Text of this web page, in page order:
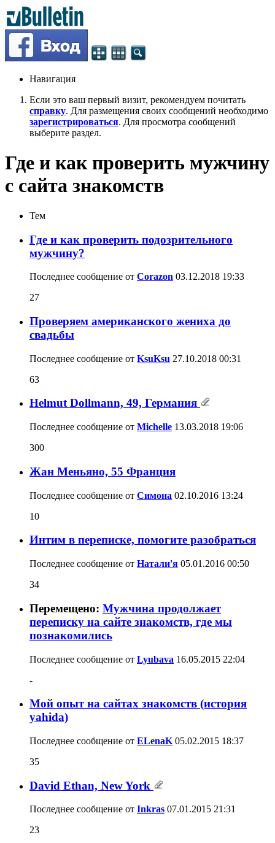
Навигация
Если это ваш первый визит, рекомендуем почитать
справку. Для размещения своих сообщений необходимо
зарегистрироваться. Для просмотра сообщений
выберите раздел.
Где и как проверить мужчину
с сайта знакомств
Тем
Где и как проверить подозрительного
мужчину?
Последнее сообщение от Corazon 03.12.2018 19:33
27
Проверяем американского жениха до
свадьбы
Последнее сообщение от KsuKsu 27.10.2018 00:31
63
Helmut Dollmann, 49, Германия
Последнее сообщение от Michelle 13.03.2018 19:06
300
Жан Меньяно, 55 Франция
Последнее сообщение от Симона 02.10.2016 13:24
10
Интим в переписке, помогите разобраться
Последнее сообщение от Натали'я 05.01.2016 00:50
34
Перемещено: Мужчина продолжает
переписку на сайте знакомств, где мы
познакомились
Последнее сообщение от Lyubava 16.05.2015 22:04
-
Мой опыт на сайтах знакомств (история
yahida)
Последнее сообщение от ELenaK 05.02.2015 18:37
35
David Ethan, New York
Последнее сообщение от Inkras 07.01.2015 21:31
23